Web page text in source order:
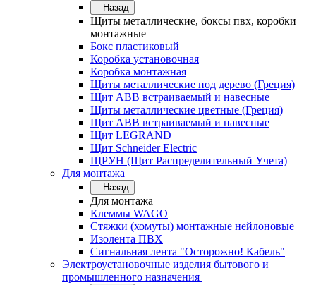
Назад
Щиты металлические, боксы пвх, коробки
монтажные
Бокс пластиковый
Коробка установочная
Коробка монтажная
Щиты металлические под дерево (Греция)
Щит ABB встраиваемый и навесные
Щиты металлические цветные (Греция)
Щит ABB встраиваемый и навесные
Щит LEGRAND
Щит Schneider Electric
ЩРУН (Щит Распределительный Учета)
Для монтажа
Назад
Для монтажа
Клеммы WAGO
Стяжки (хомуты) монтажные нейлоновые
Изолента ПВХ
Сигнальная лента "Осторожно! Кабель"
Электроустановочные изделия бытового и
промышленного назначения